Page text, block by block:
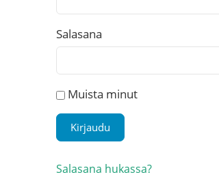
Salasana
Muista minut
Salasana hukassa?